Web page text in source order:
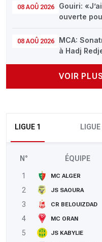
08 AOÛ 2026
Gouiri:
ouverte
08 AOÛ 2026
MCA:
à Hadj
VOIR
LIGUE 1
N° ÉQUIPE
1 MC ALGER
2
JS SAOURA
3
CR BELOUIZDAD
4
MC ORAN
5
JS KABYLIE